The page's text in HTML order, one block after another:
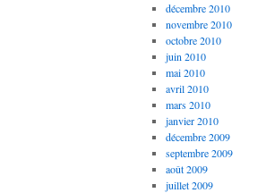
décembre 2010
novembre 2010
octobre 2010
juin 2010
mai 2010
avril 2010
mars 2010
janvier 2010
décembre 2009
septembre 2009
août 2009
juillet 2009